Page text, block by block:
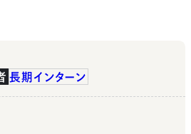
長期インターン